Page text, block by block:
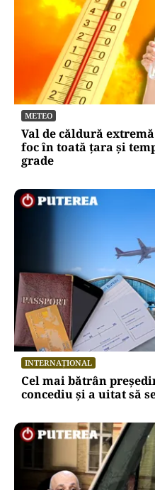
METEO
Val de căldură
foc în toată țara și
grade
INTERNAȚIONAL
Cel mai bătrân
concediu și a uitat să